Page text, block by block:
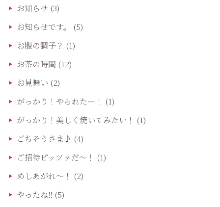
お知らせ (3)
お知らせです。
(5)
お腹の調子？ (1)
お茶の時間 (12)
お見舞い (2)
がっかり！やられたー！ (1)
がっかり！美しく焼いてみたい！ (1)
ごちそうさま♪ (4)
ご招待ピッツァだ〜！ (1)
めしあがれ～！ (2)
やったね‼️ (5)